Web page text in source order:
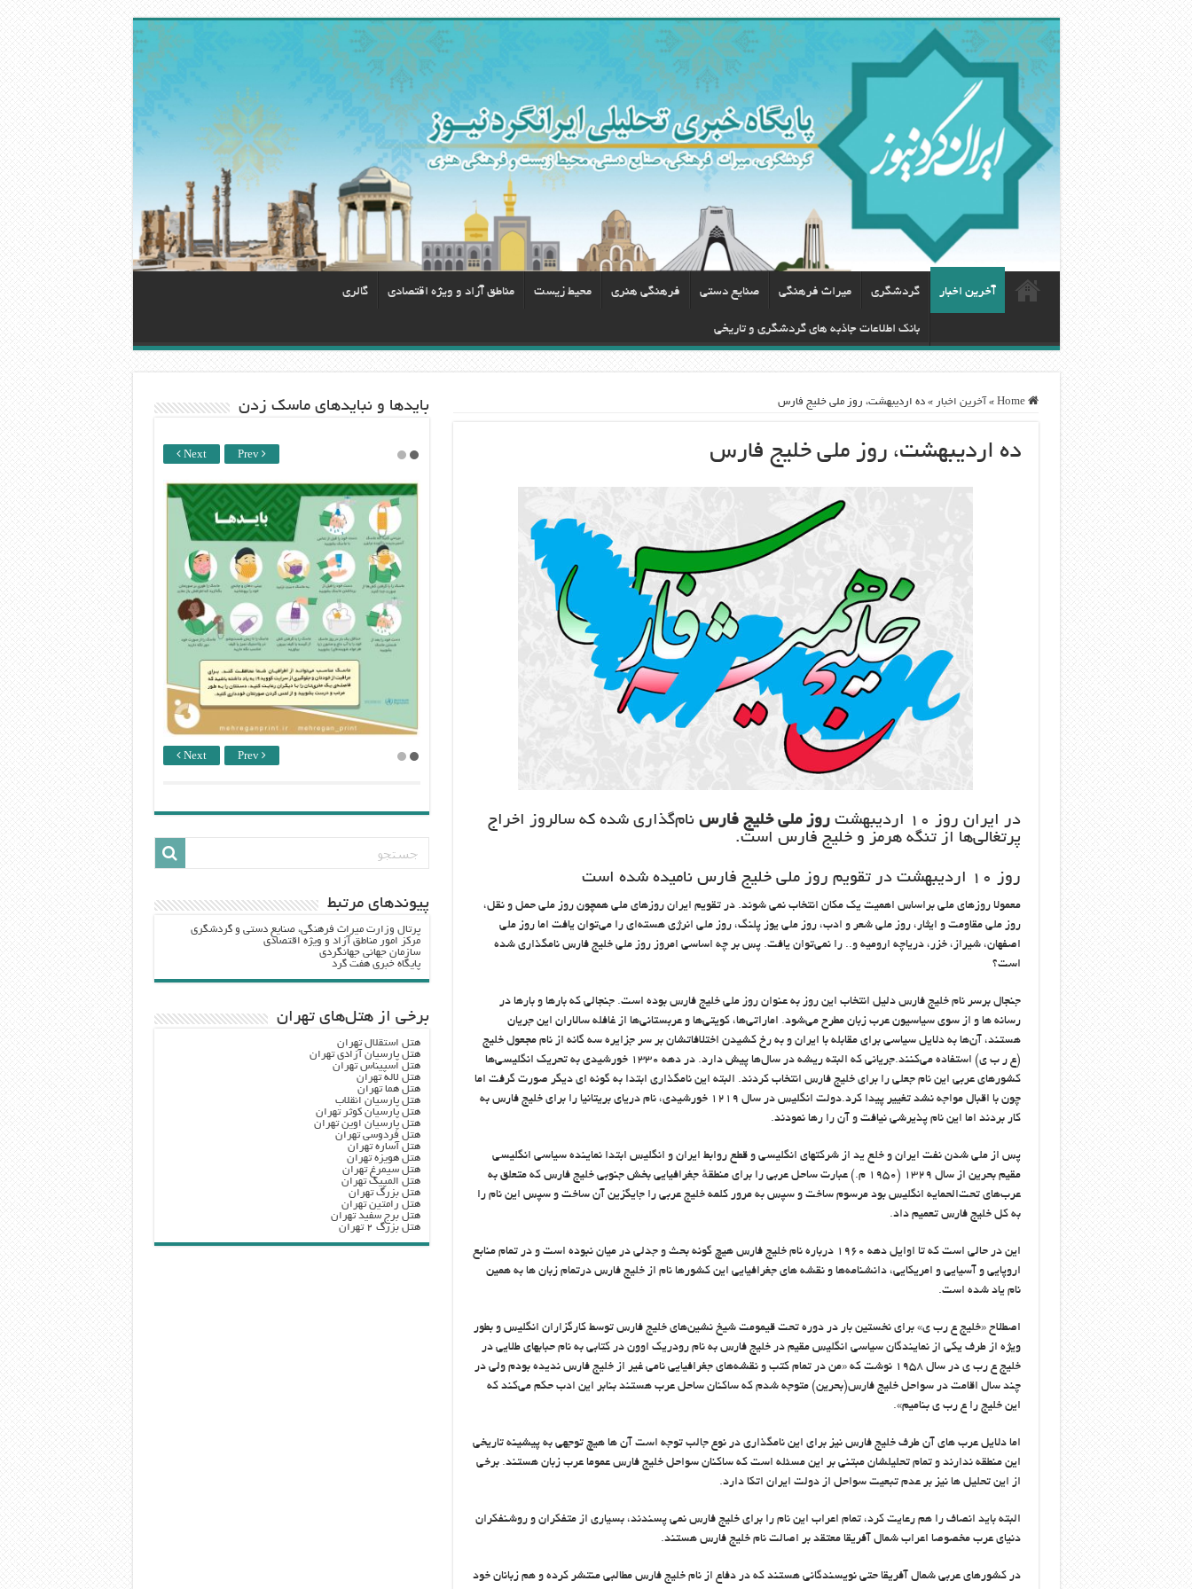
آخرین اخبار گردشگری ميراث فرهنگی صنایع دستی فرهنگی هنری محيط زيست مناطق آزاد و ویژه اقتصادی گالری
بانک اطلاعات جاذبه های گردشگری و تاریخی
Home
» آخرین اخبار » ده اردیبهشت، روز ملی خلیج فارس
ده اردیبهشت، روز ملی خلیج فارس
در ایران روز ۱۰ اردیبهشت روز ملی خلیج فارس نام‌گذاری شده که سالروز اخراج
پرتغالی‌ها از تنگه هرمز و خلیج فارس است.
روز ۱۰ اردیبهشت در تقویم روز ملی خلیج فارس نامیده شده است
معمولا روزهای ملی براساس اهمیت یک مکان انتخاب نمی شوند. در تقویم ایران روزهای ملی همچون روز ملی حمل و نقل،
روز ملی مقاومت و ایثار، روز ملی شعر و ادب، روز ملی یوز پلنگ، روز ملی انرژی هسته‌ای را می‌توان یافت اما روز ملی
اصفهان، شیراز، خزر، دریاچه ارومیه و.. را نمی‌توان یافت. پس بر چه اساسی امروز روز ملی خلیج فارس نامگذاری شده
است؟
جنجال برسر نام خلیج فارس دلیل انتخاب این روز به عنوان روز ملی خلیج فارس بوده است. جنجالی که بارها و بارها در
رسانه ها و از سوی سیاسیون عرب زبان مطرح می‌شود. اماراتی‌ها، کویتی‌ها و عربستانی‌ها از غافله سالاران این جریان
هستند، آن‌ها به دلایل سیاسی برای مقابله با ایران و به رخ کشیدن اختلافاتشان بر سر جزایره سه گانه از نام مجعول خلیج
(ع ر ب ی) استفاده می‌کنند.جریانی که البته ریشه در سال‌ها پیش دارد. در دهه ۱۳۳۰ خورشیدی به تحریک انگلیسی‌ها
کشورهای عربی این نام جعلی را برای خلیج فارس انتخاب کردند. البته این نامگذاری ابتدا به گونه ای دیگر صورت گرفت اما
چون با اقبال مواجه نشد تغییر پیدا کرد.دولت انگلیس در سال ۱۲۱۹ خورشیدی، نام دریای بریتانیا را برای خلیج فارس به
کار بردند اما این نام پذیرشی نیافت و آن را رها نمودند.
پس از ملی شدن نفت ایران و خلع ید از شرکتهای انگلیسی و قطع روابط ایران و انگلیس ابتدا نماینده سیاسی انگلیسی
مقیم بحرین از سال ۱۳۲۹ (۱۹۵۰ م.) عبارت ساحل عربی را برای منطقهٔ جغرافیایی بخش جنوبی خلیج فارس که متعلق به
عرب‌های تحت‌الحمایه انگلیس بود مرسوم ساخت و سپس به مرور کلمه خلیج عربی را جایگزین آن ساخت و سپس این نام را
به کل خلیج فارس تعمیم داد.
این در حالی است که تا اوایل دهه ۱۹۶۰ درباره نام خلیج فارس هیچ گونه بحث و جدلی در میان نبوده است و در تمام منابع
اروپایی و آسیایی و امریکایی، دانشنامه‌ها و نقشه های جغرافیایی این کشورها نام از خلیج فارس درتمام زبان ها به همین
نام یاد شده است.
اصطلاح «خلیج ع رب ی» برای نخستین بار در دوره تحت قیمومت شیخ نشین‌های خلیج فارس توسط کارگزاران انگلیس و بطور
ویژه از طرف یکی از نمایندگان سیاسی انگلیس مقیم در خلیج فارس به نام رودریک اوون در کتابی به نام حبابهای طلایی در
خلیج ع رب ی در سال ۱۹۵۸ نوشت که «من در تمام کتب و نقشه‌های جغرافیایی نامی غیر از خلیج فارس ندیده بودم ولی در
چند سال اقامت در سواحل خلیج فارس(بحرین) متوجه شدم که ساکنان ساحل عرب هستند بنابر این ادب حکم می‌کند که
این خلیج را ع رب ی بنامیم».
اما دلایل عرب های آن طرف خلیج فارس نیز برای این نامگذاری در نوع جالب توجه است آن ها هیچ توجهی به پیشینه تاریخی
این منطقه ندارند و تمام تحلیلشان مبتنی بر این مسئله است که ساکنان سواحل خلیج فارس عموما عرب زبان هستند. برخی
از این تحلیل ها نیز بر عدم تبعیت سواحل از دولت ایران اتکا دارد.
البته باید انصاف را هم رعایت کرد، تمام اعراب این نام را برای خلیج فارس نمی پسندند، بسیاری از متفکران و روشنفکران
دنیای عرب مخصوصا اعراب شمال آفریقا معتقد بر اصالت نام خلیج فارس هستند.
در کشورهای عربی شمال آفریقا حتی نویسندگانی هستند که در دفاع از نام خلیج فارس مطالبی منتشر کرده و هم زبانان خود
باید‌ها و نبایدهای ماسک زدن
Next Prev
Next Prev
پيوندهاي مرتبط
پرتال وزارت ميراث فرهنگي، صنایع دستی و گردشگري
مرکز امور مناطق آزاد و ویژه اقتصادی
سازمان جهانی جهانگردی
پایگاه خبری هفت گرد
برخی از هتل‌های تهران
هتل استقلال تهران
هتل پارسیان آزادی تهران
هتل اسپیناس تهران
هتل لاله تهران
هتل هما تهران
هتل پارسیان انقلاب
هتل پارسیان کوثر تهران
هتل پارسیان اوین تهران
هتل فردوسی تهران
هتل آساره تهران
هتل هویزه تهران
هتل سیمرغ تهران
هتل المپیک تهران
هتل بزرگ تهران
هتل رامتین تهران
هتل برج سفید تهران
هتل بزرگ ۲ تهران